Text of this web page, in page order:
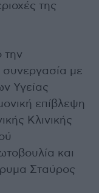
της
την
με
Υγείας
επίβλεψη
Κλινικής
και
Σταύρος